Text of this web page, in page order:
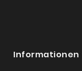
Informationen